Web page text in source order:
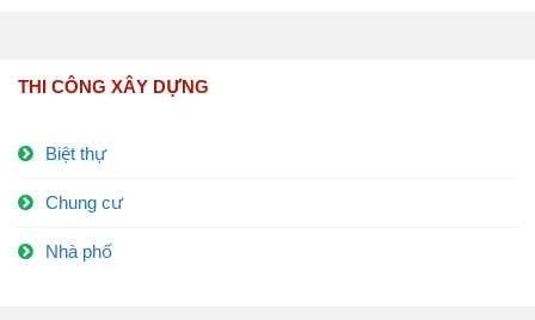
THI CÔNG XÂY DỰNG
Biệt thự
Chung cư
Nhà phố